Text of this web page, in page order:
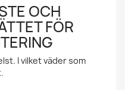
OCH
FÖR
I vilket väder som